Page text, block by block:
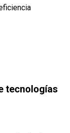
tecnologías